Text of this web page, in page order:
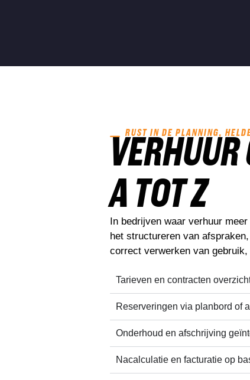
RUST IN DE PLANNING,
VERHUUR
A TOT Z
In bedrijven waar verhuur
het structureren van
correct verwerken van
Tarieven en contracten
Reserveringen via planbord of
Onderhoud en afschrijving
Nacalculatie en facturatie op